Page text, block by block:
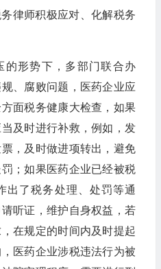
务律师积极应对、化解税务
形势下，多部门联合办
、腐败问题，医药企业应
面税务健康大检查，如果
及时进行补救，例如，发
，及时做进项转出，避免
；如果医药企业已经被税
出了税务处理、处罚等通
听证，维护自身权益，若
在规定的时间内及时提起
医药企业涉税违法行为被